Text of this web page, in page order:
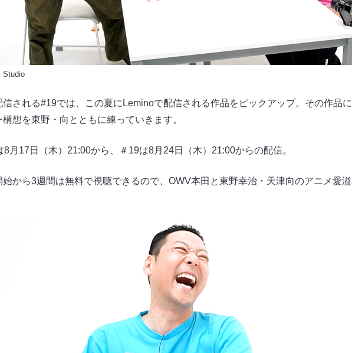
Studio
信される#19では、この夏にLeminoで配信される作品をピックアップ。その作品
構想を東野・向とともに練っていきます。
8月17日（木）21:00から、＃19は8月24日（木）21:00からの配信。
始から3週間は無料で視聴できるので、OWV本田と東野幸治・天津向のアニメ愛